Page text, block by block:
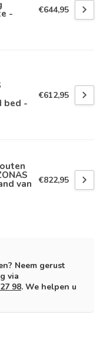
- €644,95
bed -
€612,95
van €822,95
Neem gerust
via
98. We helpen u